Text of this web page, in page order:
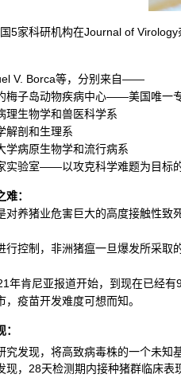
5家科研机构在Journal of
V. Borca等，分别来自——
梅子岛动物疾病中心——美国唯一
理生物学和兽医科学系
解剖和生理系
学病原生物学和流行病系
实验室——以攻克科学难题为目标
：
对养猪业危害巨大的高度接触性
行控制，非洲猪瘟一旦爆发所采
年肯尼亚报道开始，到现在已经
，疫苗开发难度可想而知。
究发现，将高致病毒株的一个未
现，28天检测期内接种猪群临床